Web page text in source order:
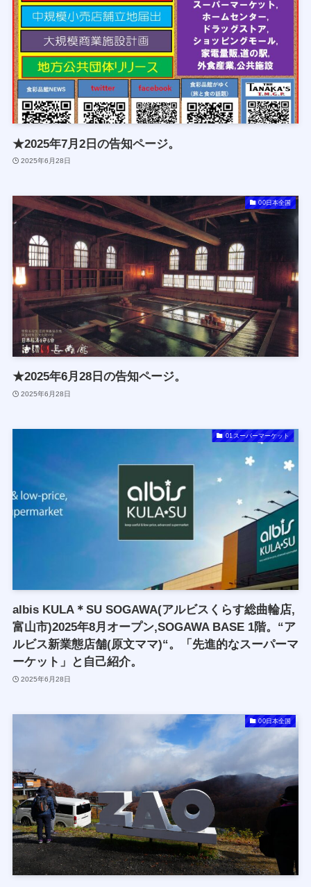
★2025年7月2日の告知ページ。
2025年6月28日
00日本全国
★2025年6月28日の告知ページ。
2025年6月28日
01スーパーマーケット
albis KULA＊SU SOGAWA(アルビスくらす総曲輪店,
富山市)2025年8月オープン,SOGAWA BASE 1階。“ア
ルビス新業態店舗(原文ママ)“。「先進的なスーパーマ
ーケット」と自己紹介。
2025年6月28日
00日本全国